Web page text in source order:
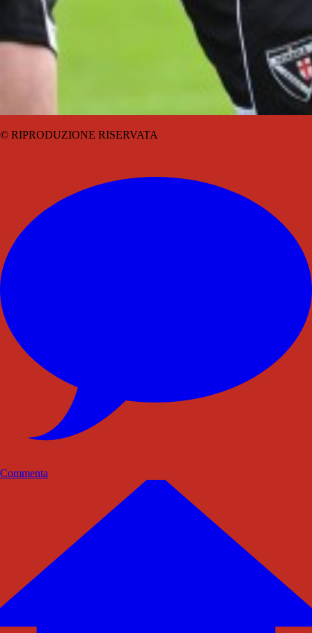
© RIPRODUZIONE RISERVATA
Commenta